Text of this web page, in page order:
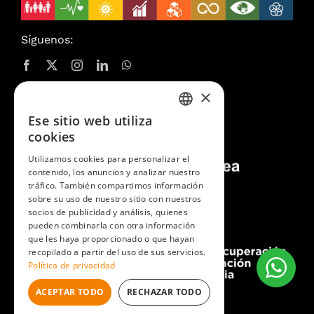
Síguenos:
ENGLISH
×
Ese sitio web utiliza
cookies
Utilizamos cookies para personalizar el
contenido, los anuncios y analizar nuestro
tráfico. También compartimos información
sobre su uso de nuestro sitio con nuestros
socios de publicidad y análisis, quienes
pueden combinarla con otra información
que les haya proporcionado o que hayan
recopilado a partir del uso de sus servicios.
Política de privacidad
ACEPTAR TODO RECHAZAR TODO